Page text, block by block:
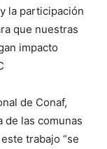
la participación
que nuestras
impacto
de Conaf,
de las comunas
trabajo “se